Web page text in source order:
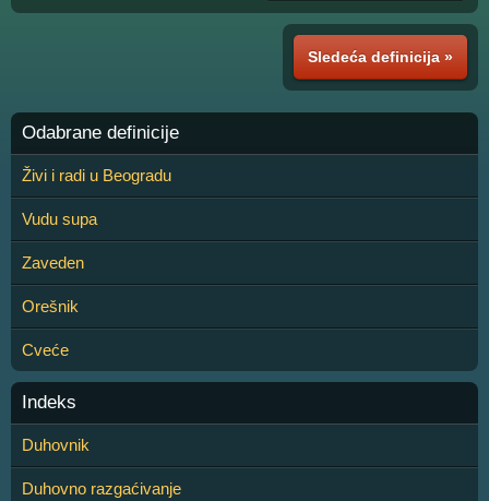
Sledeća definicija »
Odabrane definicije
Živi i radi u Beogradu
Vudu supa
Zaveden
Orešnik
Cveće
Indeks
Duhovnik
Duhovno razgaćivanje